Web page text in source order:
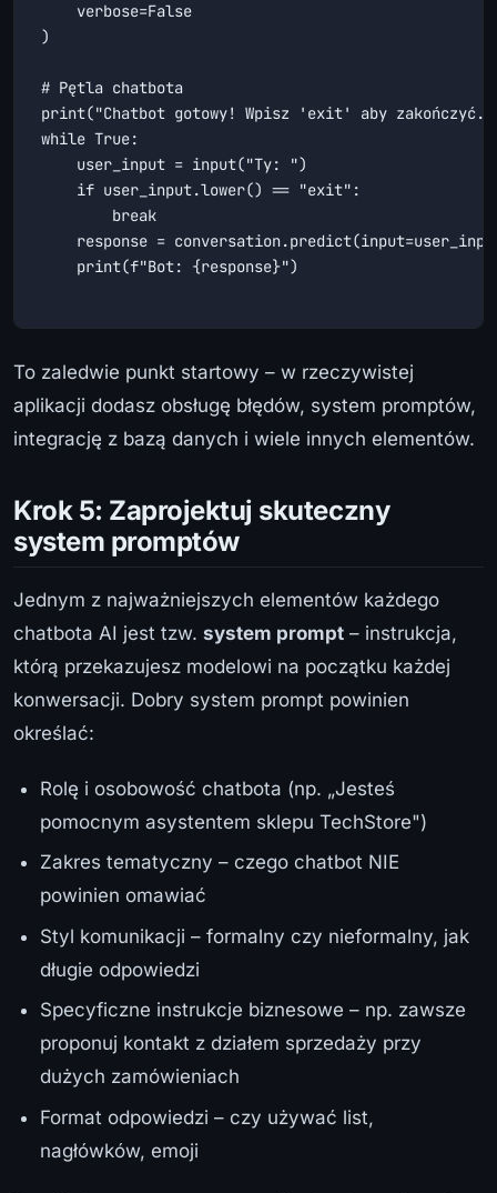
    verbose=False
)
# Pętla chatbota
print("Chatbot gotowy! Wpisz 'exit' aby
while True:
    user_input = input("Ty: ")
    if user_input.lower() == "exit":
        break
response =
    print(f"Bot: {response}")
To zaledwie punkt startowy – w rzeczywistej
aplikacji dodasz obsługę błędów, system promptów,
integrację z bazą danych i wiele innych elementów.
Krok 5: Zaprojektuj skuteczny
system promptów
Jednym z najważniejszych elementów każdego
chatbota AI jest tzw. system prompt – instrukcja,
którą przekazujesz modelowi na początku każdej
konwersacji. Dobry system prompt powinien
określać:
Rolę i osobowość chatbota (np. „Jesteś
pomocnym asystentem sklepu TechStore")
Zakres tematyczny – czego chatbot NIE
powinien omawiać
Styl komunikacji – formalny czy nieformalny, jak
długie odpowiedzi
Specyficzne instrukcje biznesowe – np. zawsze
proponuj kontakt z działem sprzedaży przy
dużych zamówieniach
Format odpowiedzi – czy używać list,
nagłówków, emoji